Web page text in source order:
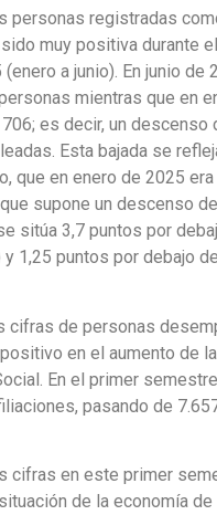
personas registradas
muy positiva durante
a junio). En junio de
mientras que en
es decir, un descenso
Esta bajada se
que en enero de 2025 era
supone un descenso
sitúa 3,7 puntos por
y 1,25 puntos por debajo
cifras de personas
en el aumento de
En el primer
pasando de
cifras en este primer
de la economía de